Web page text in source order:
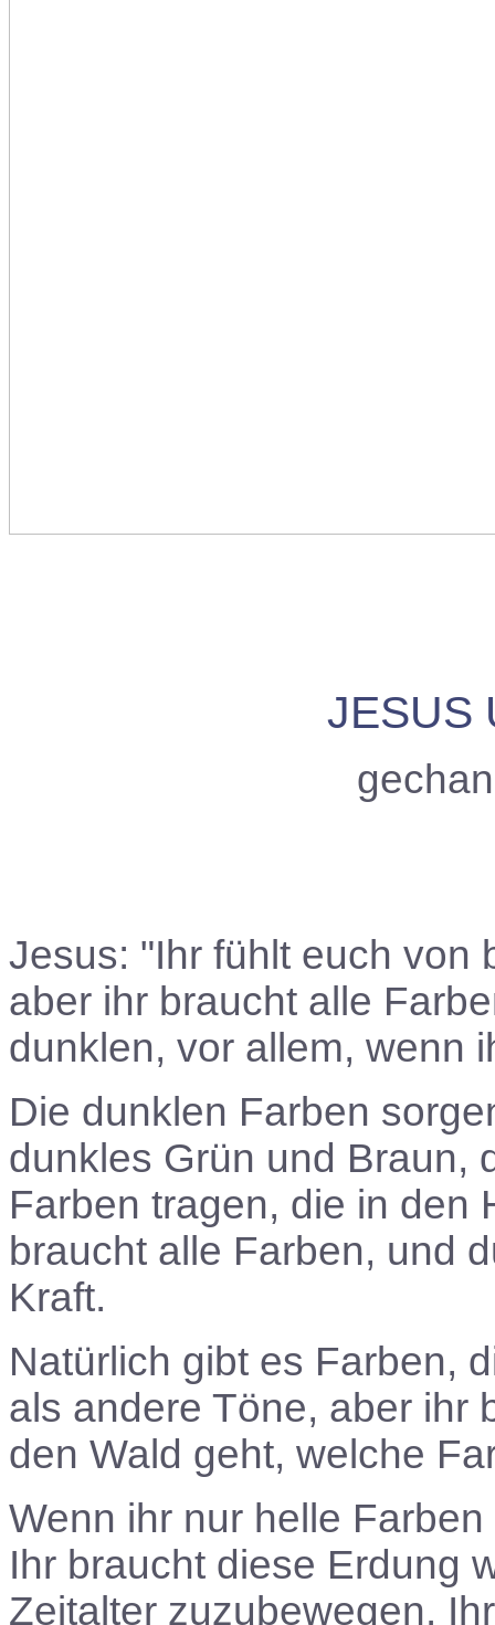
JESUS
Jesus: "Ihr fühlt euch von
aber ihr braucht alle
dunklen, vor allem, wenn
Die dunklen Farben
dunkles Grün und Braun,
Farben tragen, die in den
braucht alle Farben, und
Kraft.
Natürlich gibt es Farben,
als andere Töne, aber ihr
den Wald geht, welche
Wenn ihr nur helle
Ihr braucht diese Erdung
Zeitalter zuzubewegen.